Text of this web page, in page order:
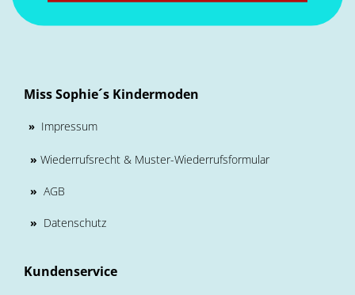
Miss Sophie´s Kindermoden
» Impressum
» Wiederrufsrecht & Muster-Wiederrufsformular
» AGB
» Datenschutz
Kundenservice